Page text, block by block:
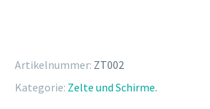
Artikelnummer: ZT002
Kategorie: Zelte und Schirme.